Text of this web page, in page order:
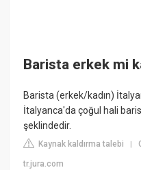
Barista erkek mi
Barista (erkek/kadın)
İtalyanca'da çoğul hali
şeklindedir.
Kaynak kaldırma talebi |
tr.jura.com